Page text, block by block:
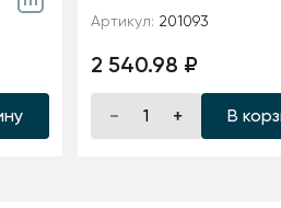
Артикул: 201093
2 540.98 ₽
В